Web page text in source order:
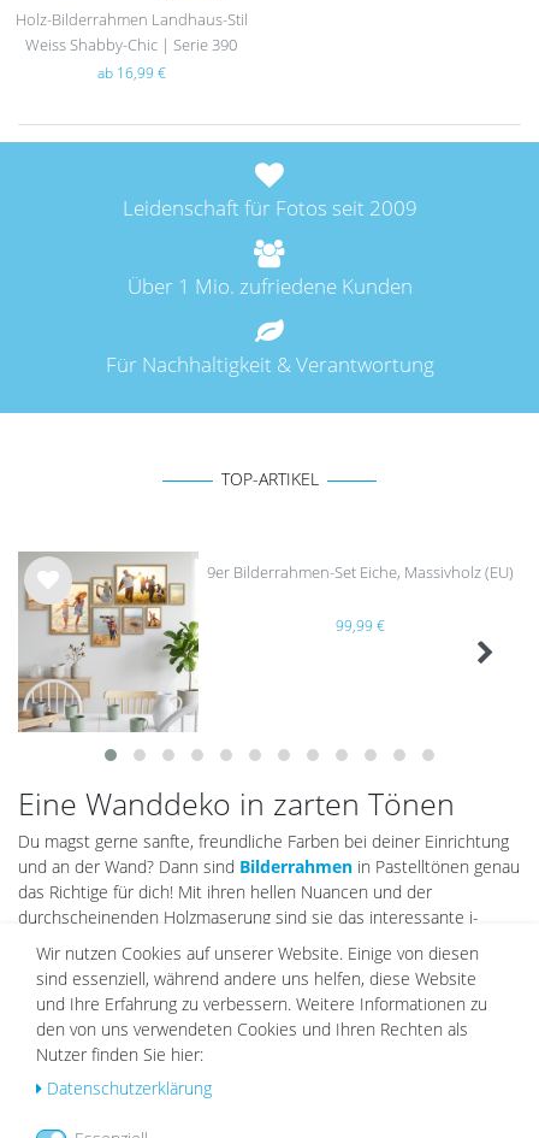
Holz-Bilderrahmen Landhaus-Stil
Weiss Shabby-Chic | Serie 390
ab 16,99 €
Leidenschaft für Fotos seit 2009
Über 1 Mio. zufriedene Kunden
Für Nachhaltigkeit & Verantwortung
TOP-ARTIKEL
Wu
nsc
e
9er Bilderrahmen-Set Eiche, Massivholz (EU)
99,99 €
Eine Wanddeko in zarten Tönen
Du magst gerne sanfte, freundliche Farben bei deiner Einrichtung
und an der Wand? Dann sind Bilderrahmen in Pastelltönen genau
das Richtige für dich! Mit ihren hellen Nuancen und der
durchscheinenden Holzmaserung sind sie das interessante i-
Tüpfelchen ins Sachen Wandgestaltung.
Das Tolle daran: Sie sind echte Allrounder! Denn diese Rahmen
setzen eine Vielzahl von Motiven klassisch und zugleich dezent in
Szene. Ihr bedeckter Farbton sorgt nämlich dafür, dass das, was
dir wichtig ist, im Mittelpunkt steht. Für noch mehr Tiefe
verwendest du am besten ein
Wir nutzen Cookies auf unserer Website. Einige von diesen
sind essenziell, während andere uns helfen, diese Website
und Ihre Erfahrung zu verbessern. Weitere Informationen zu
den von uns verwendeten Cookies und Ihren Rechten als
Nutzer finden Sie hier:
Daten­schutz­erklärung